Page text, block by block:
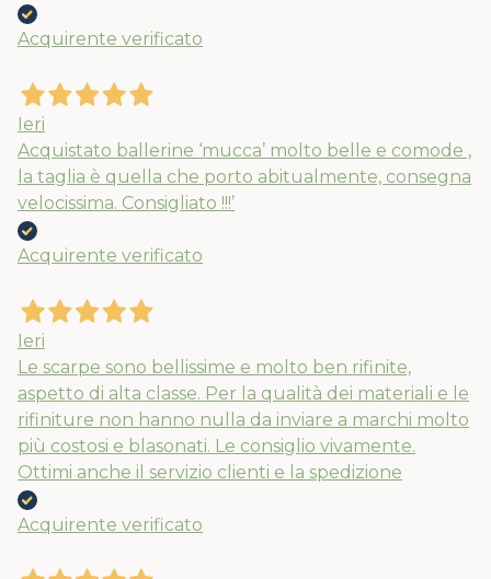
Acquirente verificato
Ieri
Acquistato ballerine ‘mucca’ molto belle e comode ,
la taglia è quella che porto abitualmente, consegna
velocissima. Consigliato !!!’
Acquirente verificato
Ieri
Le scarpe sono bellissime e molto ben rifinite,
aspetto di alta classe. Per la qualità dei materiali e le
rifiniture non hanno nulla da inviare a marchi molto
più costosi e blasonati. Le consiglio vivamente.
Ottimi anche il servizio clienti e la spedizione
Acquirente verificato
Spedizioni garantite prima della
chiusura solo per gli ordini effettuati
entro il 5/08
APPROFITTANE ORA